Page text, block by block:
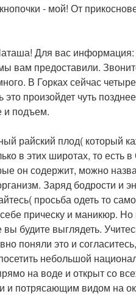
- мой! От
Для вас информация:
вам предоставили.
В Горках сейчас
это произойдет чуть
и подъем.
райский плод( который
в этих широтах, то
он содержит, можно
Заряд бодрости и
просьба одеть то
прическу и маникюр.
вы будите выглядеть.
поняли это и
небольшой
на воде и открыт со
и потрясающим видом на